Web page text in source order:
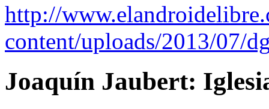
http://
content/uploads/2013/07/
Joaquín Jaubert: